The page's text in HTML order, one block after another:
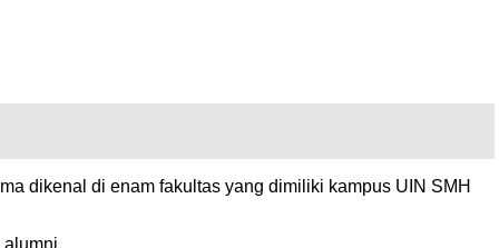
dikenal di enam fakultas yang dimiliki kampus UIN SMH